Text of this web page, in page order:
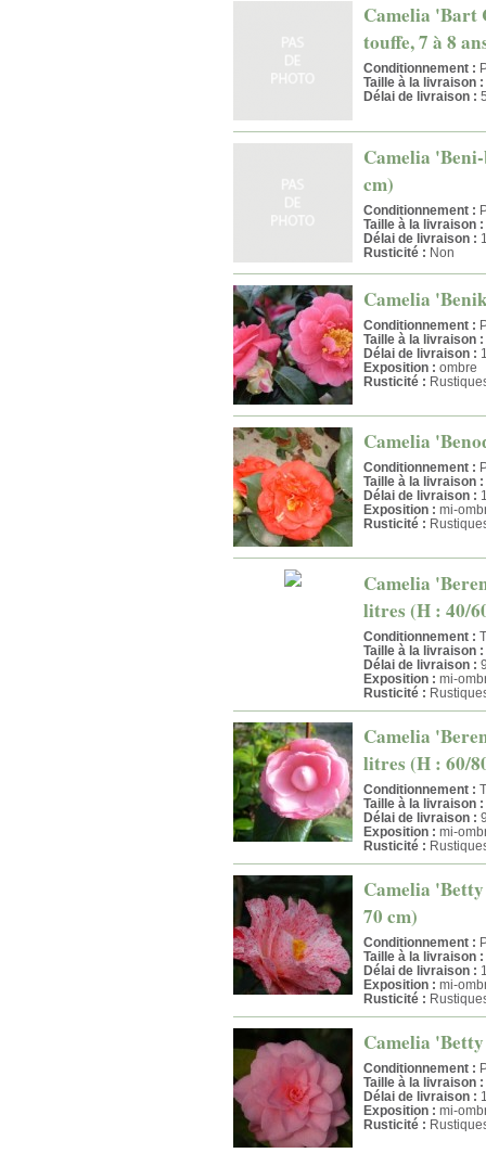
Camelia 'Bart
touffe, 7 à 8
Conditionnement :
Taille à la livraison :
Délai de livraison :
Camelia
cm)
Conditionnement :
Taille à la livraison :
Délai de livraison :
Rusticité : Non
Camelia
Conditionnement :
Taille à la livraison :
Délai de livraison :
Exposition : ombre
Rusticité :
Camelia
Conditionnement :
Taille à la livraison :
Délai de livraison :
Exposition : mi-
Rusticité :
Camelia
litres (H : 40/
Conditionnement :
Taille à la livraison :
Délai de livraison :
Exposition : mi-
Rusticité :
Camelia
litres (H : 60/
Conditionnement :
Taille à la livraison :
Délai de livraison :
Exposition : mi-
Rusticité :
Camelia
70 cm)
Conditionnement :
Taille à la livraison :
Délai de livraison :
Exposition : mi-
Rusticité :
Camelia
Conditionnement :
Taille à la livraison :
Délai de livraison :
Exposition : mi-
Rusticité :